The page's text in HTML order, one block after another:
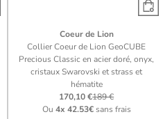
Coeur de Lion
Collier Coeur de Lion GeoCUBE
Precious Classic en acier doré, onyx,
cristaux Swarovski et strass et
hématite
170,10 €189 €
Ou 4x 42.53€sans frais